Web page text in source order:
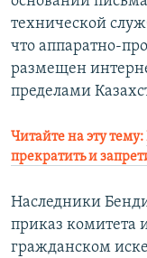
технической
что аппаратно-
размещен
пределами
Читайте на эту тему:
прекратить и
Наследники
приказ комитета
гражданском